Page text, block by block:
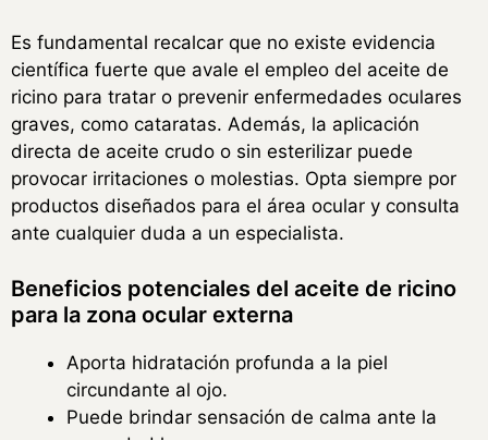
Es fundamental recalcar que no existe evidencia
científica fuerte que avale el empleo del aceite de
ricino para tratar o prevenir enfermedades oculares
graves, como cataratas. Además, la aplicación
directa de aceite crudo o sin esterilizar puede
provocar irritaciones o molestias. Opta siempre por
productos diseñados para el área ocular y consulta
ante cualquier duda a un especialista.
Beneficios potenciales del aceite de ricino
para la zona ocular externa
Aporta hidratación profunda a la piel
circundante al ojo.
Puede brindar sensación de calma ante la